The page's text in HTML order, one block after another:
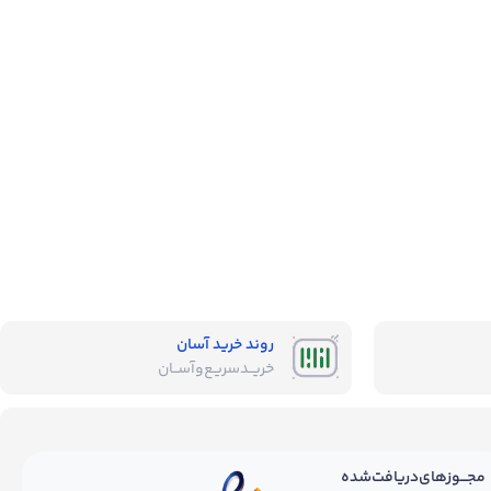
روند خرید آسان
خریــد‌سریـع‌و‌آســان
مجـــوز‌های‌دریافت‌شده